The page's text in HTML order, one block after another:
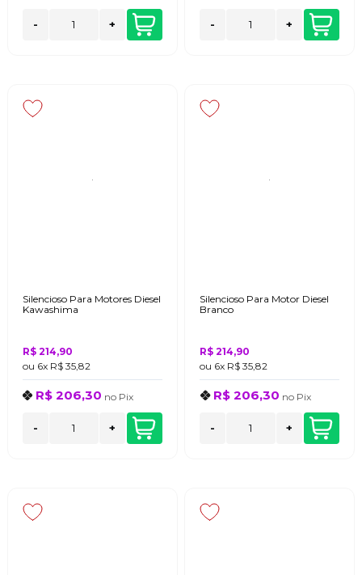
- + - +
Silencioso Para Motores Diesel
Kawashima
R$ 214,90
ou 6x R$ 35,82
R$ 206,30 no Pix
- +
Silencioso Para Motor Diesel
Branco
R$ 214,90
ou 6x R$ 35,82
R$ 206,30 no Pix
- +